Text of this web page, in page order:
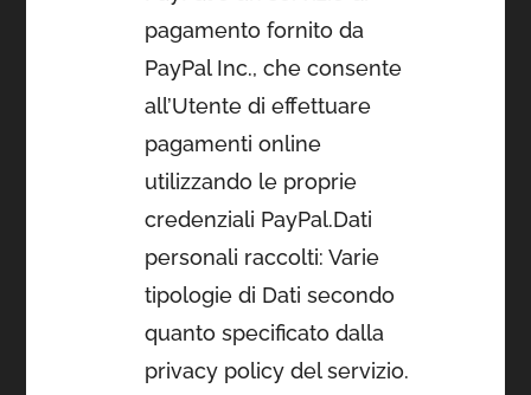
pagamento fornito da
PayPal Inc., che consente
all’Utente di effettuare
pagamenti online
utilizzando le proprie
credenziali PayPal.Dati
personali raccolti: Varie
tipologie di Dati secondo
quanto specificato dalla
privacy policy del servizio.